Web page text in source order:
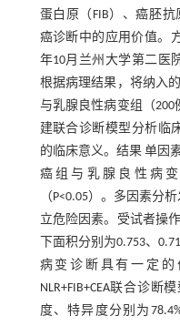
蛋白原（FIB）、癌胚
癌诊断中的应用价值。
年10月兰州大学第二医
根据病理结果，将纳入
与乳腺良性病变组（
建联合诊断模型分析临
的临床意义。结果 单因
癌组与乳腺良性病
（P<0.05）。多因素分
立危险因素。受试者操
下面积分别为0.753、
病变诊断具有一定的
NLR+FIB+CEA联合诊断
度、特异度分别为